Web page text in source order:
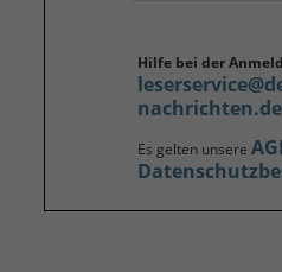
Hilfe bei der
nachrichten.de
Es gelten unsere